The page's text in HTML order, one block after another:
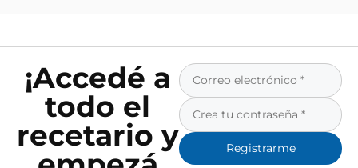
¡Accedé a
todo el
recetario y
Registrarme